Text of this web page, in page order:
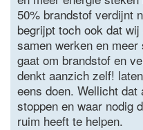
50% brandstof verdijnt
begrijpt toch ook dat
samen werken en
gaat om brandstof en
denkt aanzich zelf!
eens doen. Wellicht dat
stoppen en waar nodig
ruim heeft te helpen.